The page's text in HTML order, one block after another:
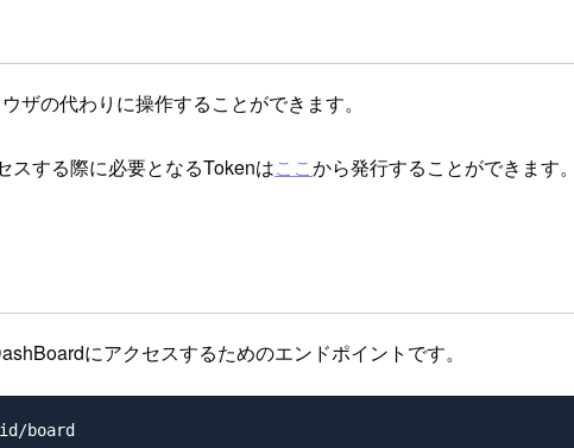
の代わりに操作することができます。
スする際に必要となるTokenはここから発行することができます。
にアクセスするためのエンドポイントです。